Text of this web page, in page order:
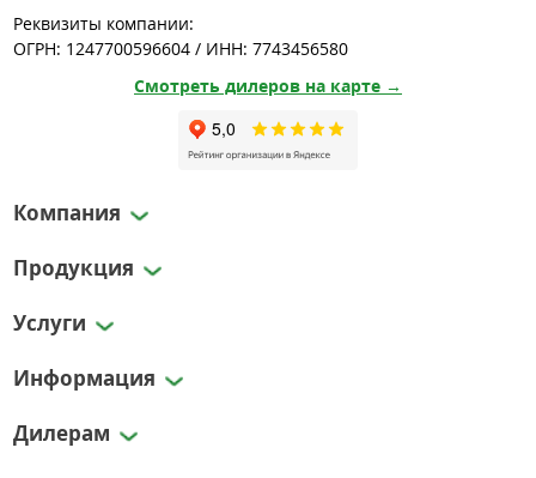
Реквизиты компании:
ОГРН: 1247700596604 / ИНН: 7743456580
Смотреть дилеров на карте →
Компания
Продукция
Услуги
Информация
Дилерам